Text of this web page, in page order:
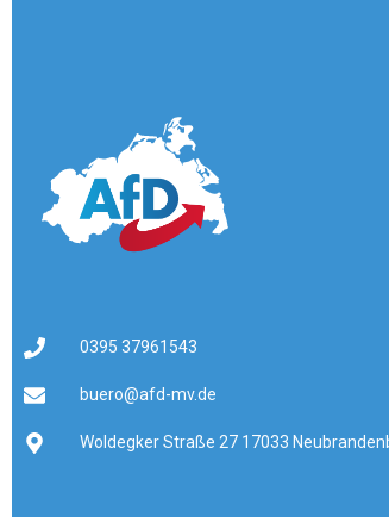
0395 37961543
buero@afd-mv.de
Woldegker Straße 27 17033